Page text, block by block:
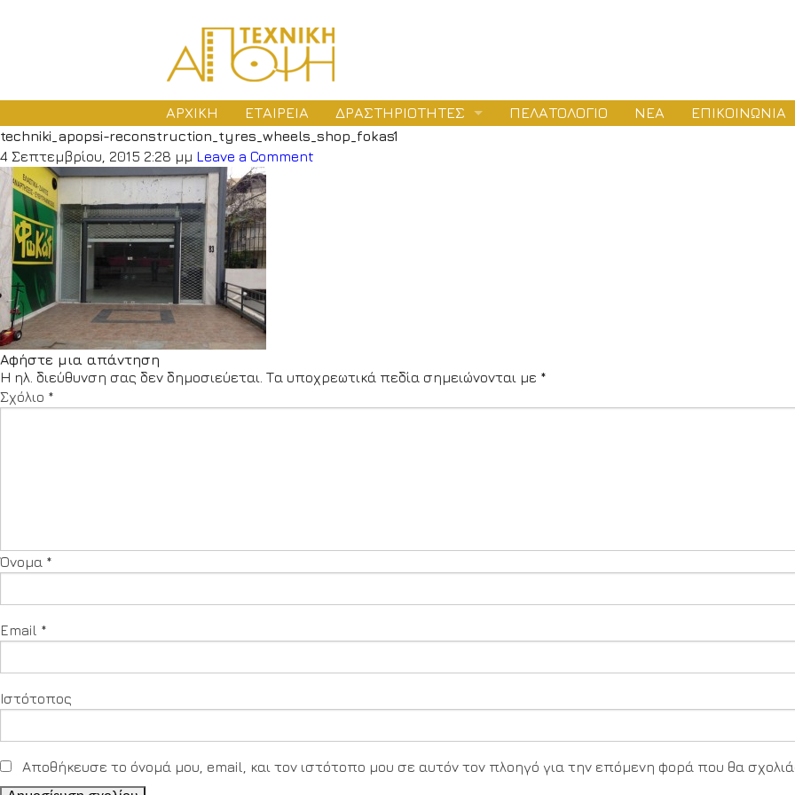
ΑΡΧΙΚΗ ΕΤΑΙΡΕΙΑ
ΔΡΑΣΤΗΡΙΟΤΗΤΕΣ
ΜΕΛΕΤΕΣ
ΠΕΛΑΤΟΛΟΓΙΟ ΝΕΑ ΕΠΙΚΟΙΝΩΝΙΑ
techniki_apopsi-reconstruction_tyres_wheels_shop_fokas1
4 Σεπτεμβρίου, 2015 2:28 μμ Leave a Comment
Αφήστε μια απάντηση
Η ηλ. διεύθυνση σας δεν δημοσιεύεται. Τα υποχρεωτικά πεδία σημειώνονται με *
Σχόλιο *
Όνομα *
Email *
Ιστότοπος
Αποθήκευσε το όνομά μου, email, και τον ιστότοπο μου σε αυτόν τον πλοηγό για την επόμενη φορά που θα